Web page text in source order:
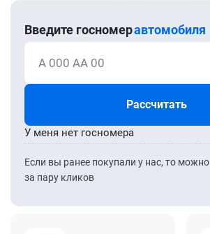
Введите госномеравтомобиля
А 000 АА 00
Рассчитать
Если вы ранее покупали у нас, то можно
за пару кликов
У меня нет госномера